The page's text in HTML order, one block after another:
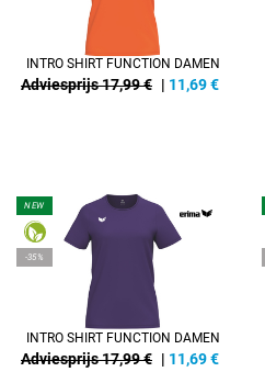
INTRO SHIRT FUNCTION DAMEN
Adviesprijs 17,99 € | 11,69€
NEW
-35%
INTRO SHIRT FUNCTION DAMEN
Adviesprijs 17,99 € | 11,69€